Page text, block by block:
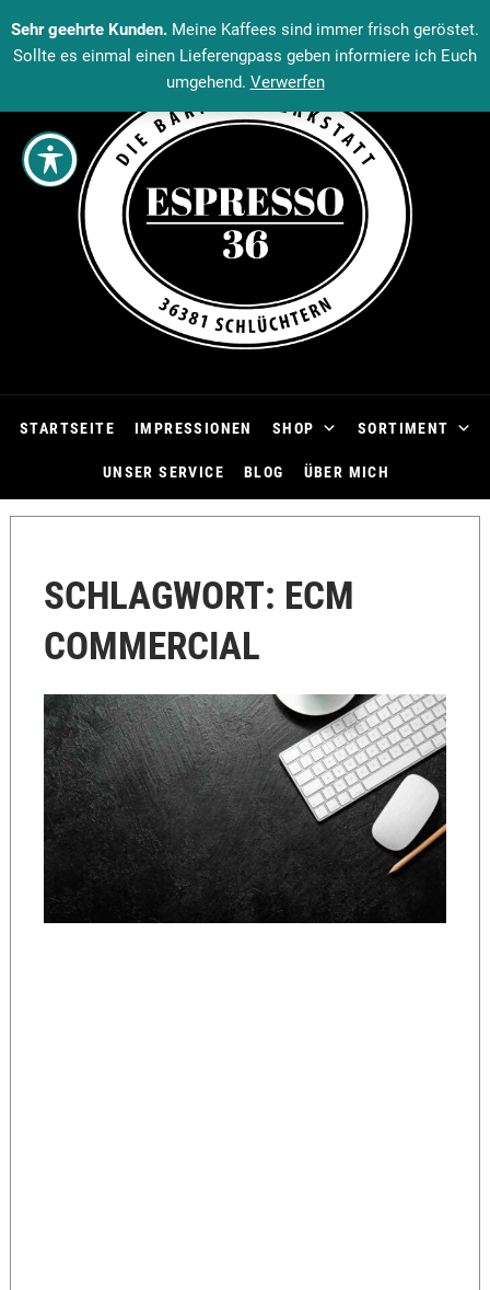
Sehr geehrte Kunden. Meine Kaffees sind immer frisch geröstet.
Sollte es einmal einen Lieferengpass geben informiere ich Euch
umgehend. Verwerfen
STARTSEITE IMPRESSIONEN SHOP SORTIMENT
UNSER SERVICE BLOG ÜBER MICH
SCHLAGWORT: ECM
COMMERCIAL